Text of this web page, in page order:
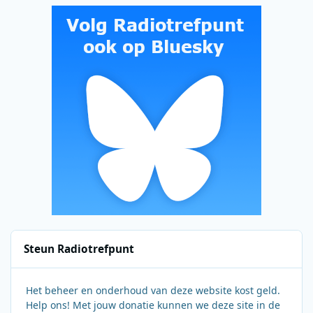
Steun Radiotrefpunt
Het beheer en onderhoud van deze website kost geld.
Help ons! Met jouw donatie kunnen we deze site in de